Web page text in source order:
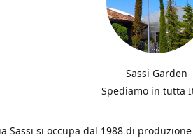
Sassi Garden
Spediamo in tutta
Sassi si occupa dal 1988 di